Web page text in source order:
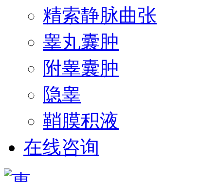
精索静脉曲张
睾丸囊肿
附睾囊肿
隐睾
鞘膜积液
在线咨询